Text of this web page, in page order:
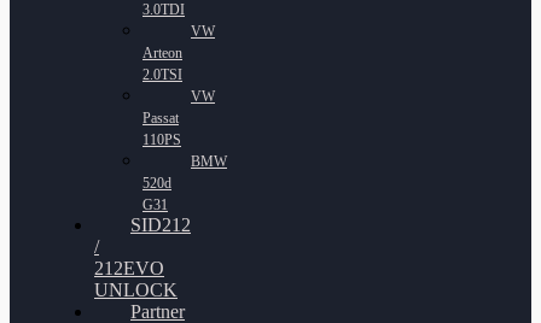
3.0TDI
VW
Arteon
2.0TSI
VW
Passat
110PS
BMW
520d
G31
SID212
/
212EVO
UNLOCK
Partner